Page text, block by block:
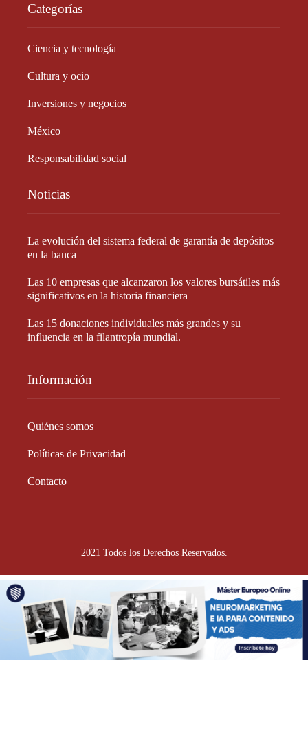
Categorías
Ciencia y tecnología
Cultura y ocio
Inversiones y negocios
México
Responsabilidad social
Noticias
La evolución del sistema federal de garantía de depósitos
en la banca
Las 10 empresas que alcanzaron los valores bursátiles más
significativos en la historia financiera
Las 15 donaciones individuales más grandes y su
influencia en la filantropía mundial.
Información
Quiénes somos
Políticas de Privacidad
Contacto
2021 Todos los Derechos Reservados.